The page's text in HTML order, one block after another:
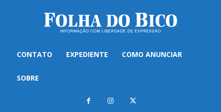
CONTATO EXPEDIENTE COMO ANUNCIAR
SOBRE